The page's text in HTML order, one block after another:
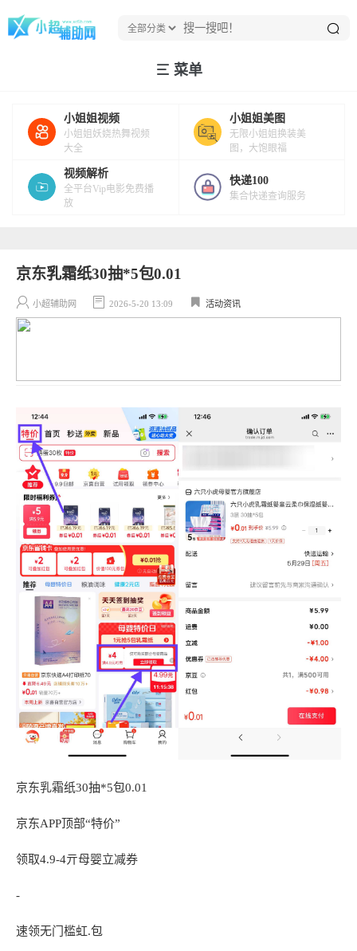
菜单
小姐姐视频
小姐姐妖娆热舞视频
大全
小姐姐美图
无限小姐姐换装美
图，大饱眼福
视频解析
全平台Vip电影免费播
放
快递100
集合快递查询服务
京东乳霜纸30抽*5包0.01
小超辅助网 2026-5-20 13:09 活动资讯
京东乳霜纸30抽*5包0.01
京东APP顶部“特价”
领取4.9-4亓母婴立减券
-
速领无门槛虹.包